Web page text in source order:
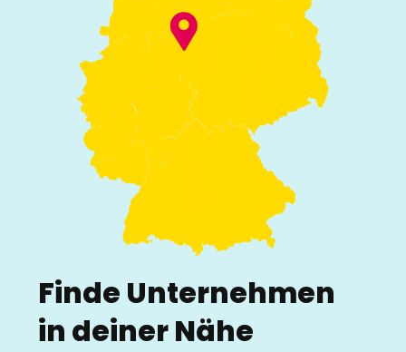
Finde Unternehmen
in deiner Nähe